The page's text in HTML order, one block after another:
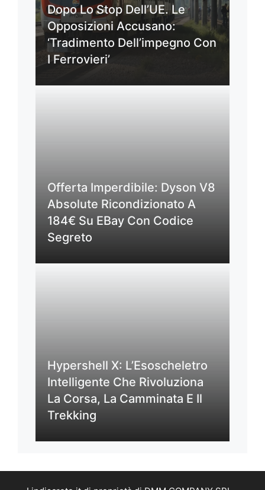
Dopo Lo Stop Dell’UE. Le
Opposizioni Accusano:
‘Tradimento Dell’impegno Con
I Ferrovieri’
Offerta Imperdibile: Dyson V8
Absolute Ricondizionato A
184€ Su EBay Con Codice
Segreto
Hypershell X: L’Esoscheletro
Intelligente Che Rivoluziona
La Corsa, La Camminata E Il
Trekking